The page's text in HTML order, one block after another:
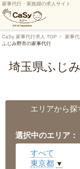
家事代行・家政婦の求人サイト
CaSy 家事代行求人 TOP 家事
ふじみ野市の家事代行
埼玉県ふじ
エリアから探
選択中のエリア
すべて
東京都 ▼